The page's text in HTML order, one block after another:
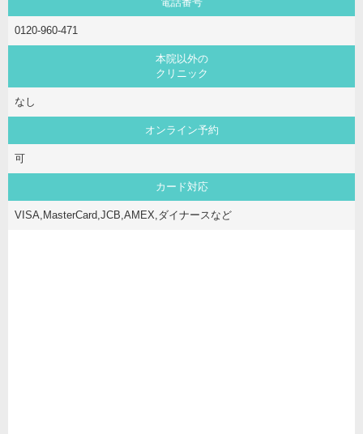
0120-960-471
本院以外の
クリニック
なし
オンライン予約
可
カード対応
VISA,MasterCard,JCB,AMEX,ダイナースなど